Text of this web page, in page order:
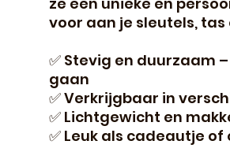
voor aan je sleutels,
✅ Stevig en duurzaam
gaan
✅ Verkrijgbaar in
✅ Lichtgewicht en
✅ Leuk als cadeautje